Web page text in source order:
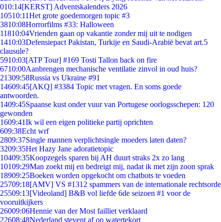
010:14[KERST] Adventskalenders 2026
10510:11Het grote goedemorgen topic #3
3810:08Horrorfilms #33: Halloween
11810:04Vrienden gaan op vakantie zonder mij uit te nodigen
1410:03Defensiepact Pakistan, Turkije en Saudi-Arabië bevat art.5
clausule?
5910:03[ATP Tour] #169 Tosti Tallon back on fire
6710:00Aanbrengen mechanische ventilatie zinvol in oud huis?
21309:58Russia vs Ukraine #91
14609:45[AKQ] #3384 Topic met vragen. En soms goede
antwoorden.
1409:45Spaanse kust onder vuur van Portugese oorlogsschepen: 120
gewonden
1609:41Ik wil een eigen politieke partij oprichten
609:38Echt wrf
2809:37Single mannen verplichtsingle moeders laten daten?
3209:35Het Hazy Jane adoratietopic
10409:35Koopzegels sparen bij AH duurt straks 2x zo lang
10109:29Man zoekt mij en bedreigt mij, nadat ik met zijn zoon sprak
18909:25Boeken worden opgekocht om chatbots te voeden
25709:18[AMV] VS #1312 spammers van de internationale rechtsorde
25509:13[Videoland] B&B vol liefde 6de seizoen #1 voor de
vooruitkijkers
26009:06Hennie van der Most failliet verklaard
22608:48Nederland stevent af op watertekort